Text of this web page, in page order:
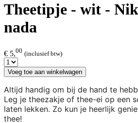
Theetipje - wit -
nada
€ 5, 00 (inclusief btw)
Voeg toe aan winkelwagen
Altijd handig om bij de hand te
Leg je theezakje of thee-ei op een
laten lekken. Zo kun je heerlijk
thee!